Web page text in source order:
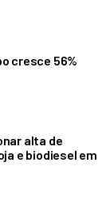
cresce 56%
alta de
e biodiesel em